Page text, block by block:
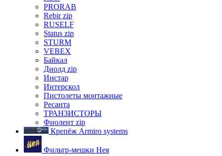
PRORAB
Rebir zip
RUSELF
Status zip
STURM
VEBEX
Байкал
Диолд zip
Инстар
Интерскол
Пистолеты монтажные
Ресанта
ТРАНЗИСТОРЫ
Фиолент zip
Крепёж Armiro systems
Фильтр-мешки Нея